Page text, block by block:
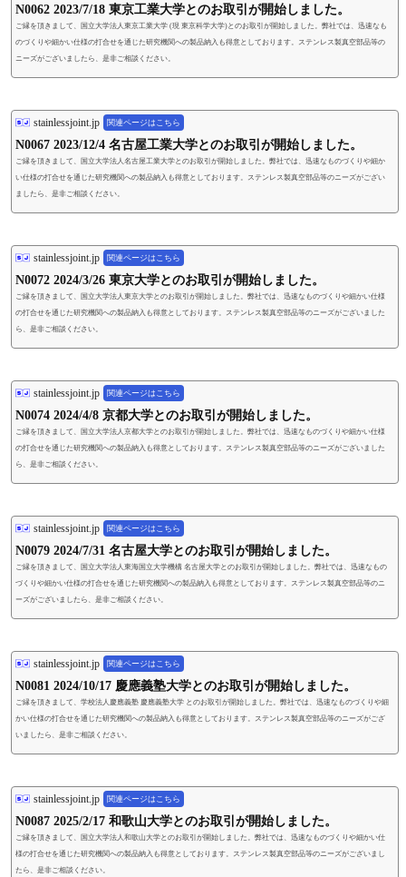
N0062 2023/7/18 東京工業大学とのお取引が開始しました。
ご縁を頂きまして、国立大学法人東京工業大学 (現 東京科学大学)とのお取引が開始しました。弊社では、迅速なも
のづくりや細かい仕様の打合せを通じた研究機関への製品納入も得意としております。ステンレス製真空部品等の
ニーズがございましたら、是非ご相談ください。
stainlessjoint.jp 関連ページはこちら
N0067 2023/12/4 名古屋工業大学とのお取引が開始しました。
ご縁を頂きまして、国立大学法人名古屋工業大学とのお取引が開始しました。弊社では、迅速なものづくりや細か
い仕様の打合せを通じた研究機関への製品納入も得意としております。ステンレス製真空部品等のニーズがござい
ましたら、是非ご相談ください。
stainlessjoint.jp 関連ページはこちら
N0072 2024/3/26 東京大学とのお取引が開始しました。
ご縁を頂きまして、国立大学法人東京大学とのお取引が開始しました。弊社では、迅速なものづくりや細かい仕様
の打合せを通じた研究機関への製品納入も得意としております。ステンレス製真空部品等のニーズがございました
ら、是非ご相談ください。
stainlessjoint.jp 関連ページはこちら
N0074 2024/4/8 京都大学とのお取引が開始しました。
ご縁を頂きまして、国立大学法人京都大学とのお取引が開始しました。弊社では、迅速なものづくりや細かい仕様
の打合せを通じた研究機関への製品納入も得意としております。ステンレス製真空部品等のニーズがございました
ら、是非ご相談ください。
stainlessjoint.jp 関連ページはこちら
N0079 2024/7/31 名古屋大学とのお取引が開始しました。
ご縁を頂きまして、国立大学法人東海国立大学機構 名古屋大学とのお取引が開始しました。弊社では、迅速なもの
づくりや細かい仕様の打合せを通じた研究機関への製品納入も得意としております。ステンレス製真空部品等のニ
ーズがございましたら、是非ご相談ください。
stainlessjoint.jp 関連ページはこちら
N0081 2024/10/17 慶應義塾大学とのお取引が開始しました。
ご縁を頂きまして、学校法人慶應義塾 慶應義塾大学 とのお取引が開始しました。弊社では、迅速なものづくりや細
かい仕様の打合せを通じた研究機関への製品納入も得意としております。ステンレス製真空部品等のニーズがござ
いましたら、是非ご相談ください。
stainlessjoint.jp 関連ページはこちら
N0087 2025/2/17 和歌山大学とのお取引が開始しました。
ご縁を頂きまして、国立大学法人和歌山大学とのお取引が開始しました。弊社では、迅速なものづくりや細かい仕
様の打合せを通じた研究機関への製品納入も得意としております。ステンレス製真空部品等のニーズがございまし
たら、是非ご相談ください。